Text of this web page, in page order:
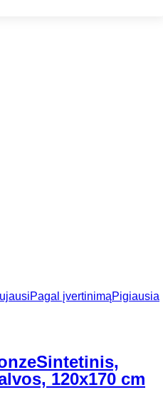
Pagal įvertinimąPigiausia
Sintetinis,
120x170 cm